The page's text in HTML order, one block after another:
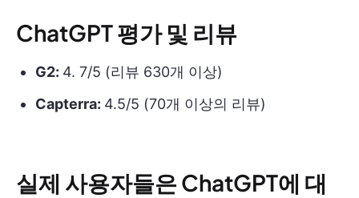
ChatGPT 평가 및 리뷰
G2: 4. 7/5 (리뷰 630개 이상)
Capterra: 4.5/5 (70개 이상의 리뷰)
실제 사용자들은 ChatGPT에 대